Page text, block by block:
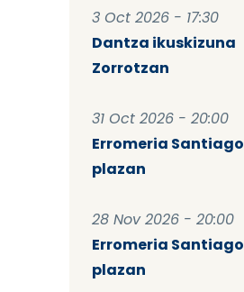
3 Oct 2026 - 17:30
Dantza ikuskizuna
Zorrotzan
31 Oct 2026 - 20:00
Erromeria Santiago
plazan
28 Nov 2026 - 20:00
Erromeria Santiago
plazan